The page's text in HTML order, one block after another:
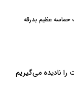
حماسه عظیم بدرقه
را نادیده می‌گیریم